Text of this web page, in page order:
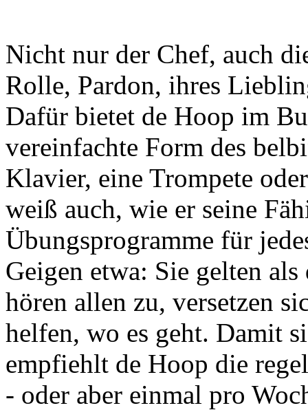
Nicht nur der Chef, auch
Rolle, Pardon, ihres
Dafür bietet de Hoop im
vereinfachte Form des
Klavier, eine Trompete
weiß auch, wie er seine
Übungsprogramme für
Geigen etwa: Sie gelten
hören allen zu, versetzen
helfen, wo es geht. Damit
empfiehlt de Hoop die
- oder aber einmal pro